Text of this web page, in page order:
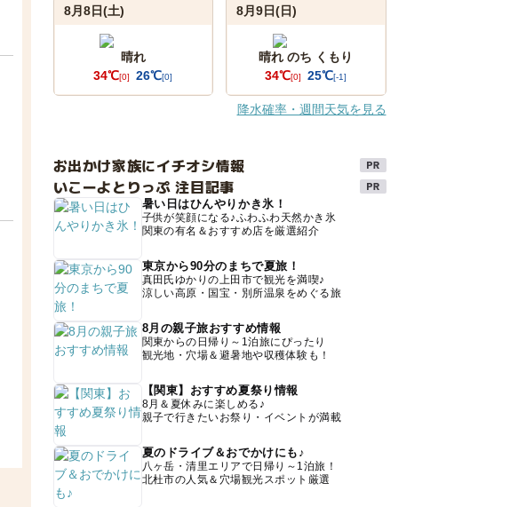
8月8日(土)
晴れ
34℃[0] 26℃[0]
8月9日(日)
晴れ のち くもり
34℃[0] 25℃[-1]
降水確率・週間天気を見る
お出かけ家族にイチオシ情報
いこーよとりっぷ 注目記事
暑い日はひんやりかき氷！
子供が笑顔になる♪ふわふわ天然かき氷
関東の有名＆おすすめ店を厳選紹介
東京から90分のまちで夏旅！
真田氏ゆかりの上田市で観光を満喫♪
涼しい高原・国宝・別所温泉をめぐる旅
8月の親子旅おすすめ情報
関東からの日帰り～1泊旅にぴったり
観光地・穴場＆避暑地や収穫体験も！
【関東】おすすめ夏祭り情報
8月＆夏休みに楽しめる♪
親子で行きたいお祭り・イベントが満載
夏のドライブ＆おでかけにも♪
八ヶ岳・清里エリアで日帰り～1泊旅！
北杜市の人気＆穴場観光スポット厳選